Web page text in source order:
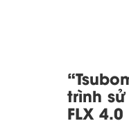
trình
FLX 4.0